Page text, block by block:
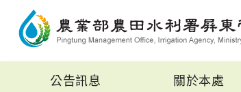
公告訊息 關於本處